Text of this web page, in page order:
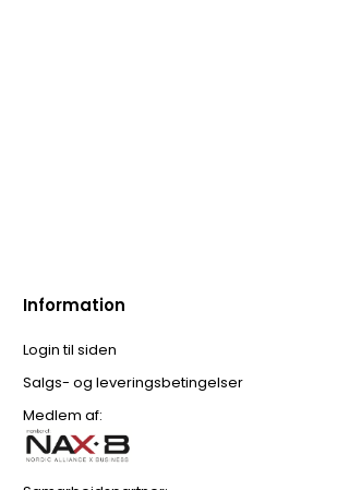
Information
Login til siden
Salgs- og leveringsbetingelser
Medlem af: